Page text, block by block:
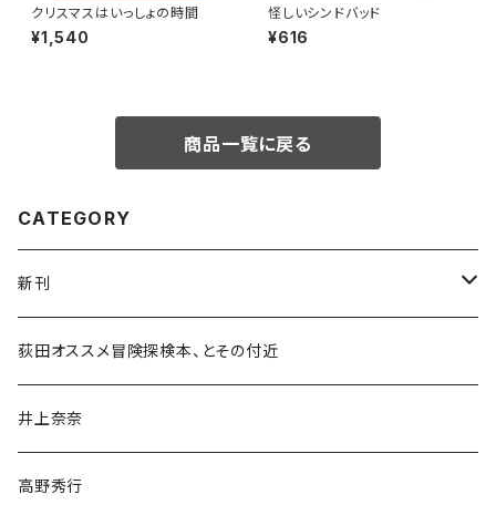
クリスマスはいっしょの時間
¥1,540
怪しいシンドバッド
¥616
商品一覧に戻る
CATEGORY
新刊
和書
文学・小説・物語
随筆・ノンフィクション・その他
荻田オススメ冒険探検本、とその付近
井上奈奈
高野秀行